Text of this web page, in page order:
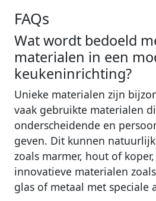
FAQs
Wat wordt bedoeld
materialen in een
keukeninrichting?
Unieke materialen zijn
vaak gebruikte materialen
onderscheidende en
geven. Dit kunnen
zoals marmer, hout of
innovatieve materialen
glas of metaal met speciale